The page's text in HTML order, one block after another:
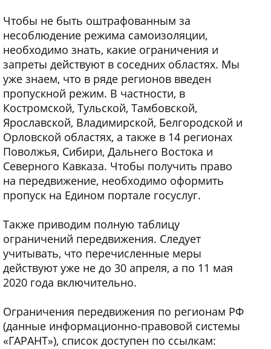
Чтобы не быть оштрафованным за
несоблюдение режима самоизоляции,
необходимо знать, какие ограничения и
запреты действуют в соседних областях. Мы
уже знаем, что в ряде регионов введен
пропускной режим. В частности, в
Костромской, Тульской, Тамбовской,
Ярославской, Владимирской, Белгородской и
Орловской областях, а также в 14 регионах
Поволжья, Сибири, Дальнего Востока и
Северного Кавказа. Чтобы получить право
на передвижение, необходимо оформить
пропуск на Едином портале госуслуг.
Также приводим полную таблицу
ограничений передвижения. Следует
учитывать, что перечисленные меры
действуют уже не до 30 апреля, а по 11 мая
2020 года включительно.
Ограничения передвижения по регионам РФ
(данные информационно-правовой системы
«ГАРАНТ»), список доступен по ссылкам: